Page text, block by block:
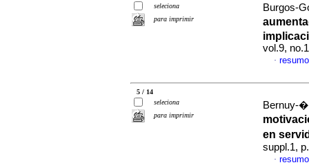
seleciona
para imprimir
Burgos-
vol.9,
·
5 / 14
seleciona
para imprimir
Bernuy-
en
suppl.1,
·